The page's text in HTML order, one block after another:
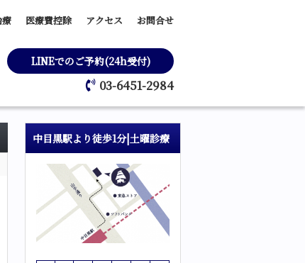
療 医療費控除 アクセス お問合せ
LINEでのご予約(24h受付)
03-6451-2984
中目黒駅より徒歩1分|土曜診療